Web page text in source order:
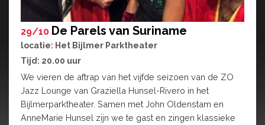
29/10 De Parels van Suriname
locatie: Het Bijlmer Parktheater
Tijd: 20.00 uur
We vieren de aftrap van het vijfde seizoen van de ZO
Jazz Lounge van Graziella Hunsel-Rivero in het
Bijlmerparktheater. Samen met John Oldenstam en
AnneMarie Hunsel zijn we te gast en zingen klassieke